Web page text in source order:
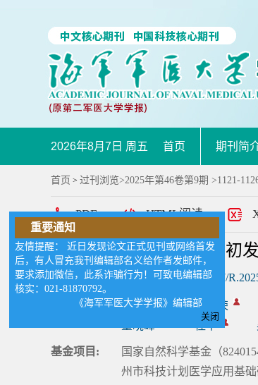
2026年8月7日 周五 首页 期刊简
首页 > 过刊浏览>2025年第46卷第9期 >1121-
PDF HTML阅读
甘油三酯-葡萄糖指数对初
DOI: 10.16781/j.CN31-2187/
王景峰 徐勤荣
董晓峰
桂千
基金项目:
国家自然科学基金（
州市科技计划医学应用基础
重要通知
友情提醒： 近日发现论文正式见刊或网络首发
后，有人冒充我刊编辑部名义给作者发邮件，
要求添加微信，此系诈骗行为！可致电编辑部
核实：021-81870792。
《海军军医大学学报》编辑部
关闭